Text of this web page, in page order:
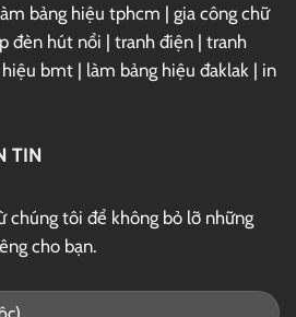
bảng hiệu tphcm | gia công chữ
đèn hút nổi | tranh điện | tranh
hiệu bmt | làm bảng hiệu đaklak | in
TIN
chúng tôi để không bỏ lỡ những
cho bạn.